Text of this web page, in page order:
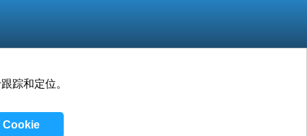
工作
踪和定位。
Cookie